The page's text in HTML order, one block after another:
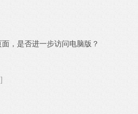
，是否进一步访问电脑版？